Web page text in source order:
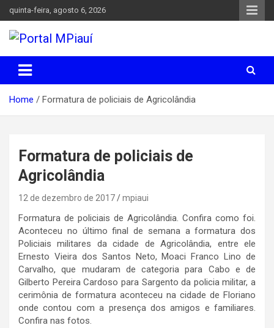
to
content
quinta-feira, agosto 6, 2026
Portal MPiauí
Parnaíba
Home Formatura de policiais de Agricolândia
Formatura de policiais de
Agricolândia
12 de dezembro de 2017 mpiaui
Formatura de policiais de Agricolândia. Confira como foi.
Aconteceu no último final de semana a formatura dos
Policiais militares da cidade de Agricolândia, entre ele
Ernesto Vieira dos Santos Neto, Moaci Franco Lino de
Carvalho, que mudaram de categoria para Cabo e de
Gilberto Pereira Cardoso para Sargento da policia militar, a
cerimônia de formatura aconteceu na cidade de Floriano
onde contou com a presença dos amigos e familiares.
Confira nas fotos.